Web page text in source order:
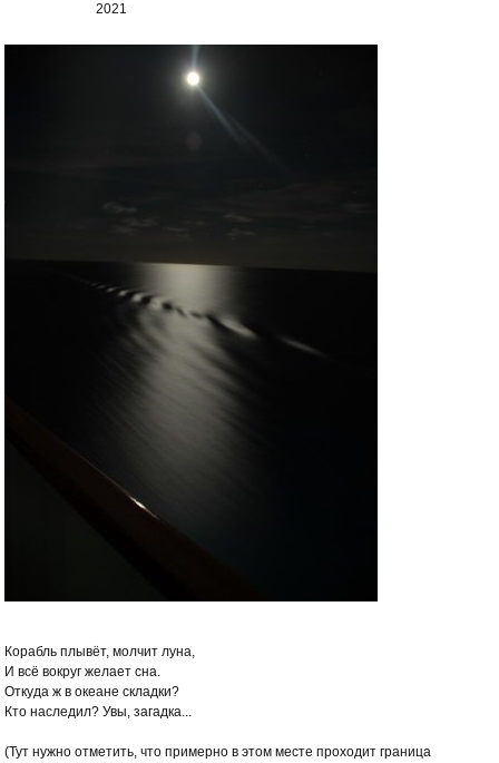
2021
Корабль плывёт, молчит луна,
И всё вокруг желает сна.
Откуда ж в океане складки?
Кто наследил? Увы, загадка...
(Тут нужно отметить, что примерно в этом месте проходит граница